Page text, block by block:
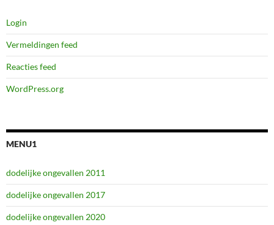
Login
Vermeldingen feed
Reacties feed
WordPress.org
MENU1
dodelijke ongevallen 2011
dodelijke ongevallen 2017
dodelijke ongevallen 2020